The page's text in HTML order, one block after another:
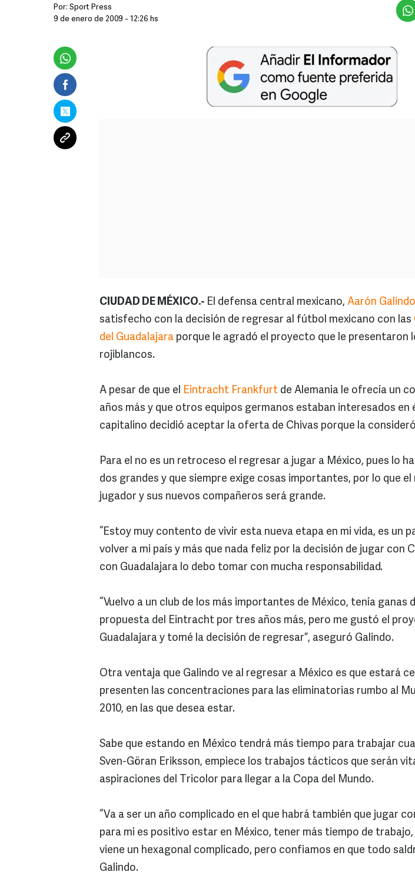
Por: Sport Press
9 de enero de 2009 - 12:26 hs
CIUDAD DE MÉXICO.- El defensa central mexicano, Aarón Galindo
satisfecho con la decisión de regresar al fútbol mexicano con las
del Guadalajara porque le agradó el proyecto que le presentaron
rojiblancos.
A pesar de que el Eintracht Frankfurt de Alemania le ofrecía un
años más y que otros equipos germanos estaban interesados en
capitalino decidió aceptar la oferta de Chivas porque la
Para el no es un retroceso el regresar a jugar a México, pues lo
dos grandes y que siempre exige cosas importantes, por lo que
jugador y sus nuevos compañeros será grande.
“Estoy muy contento de vivir esta nueva etapa en mi vida, es un
volver a mi país y más que nada feliz por la decisión de jugar con
con Guadalajara lo debo tomar con mucha responsabilidad.
“Vuelvo a un club de los más importantes de México, tenía ganas
propuesta del Eintracht por tres años más, pero me gustó el
Guadalajara y tomé la decisión de regresar”, aseguró Galindo.
Otra ventaja que Galindo ve al regresar a México es que estará
presenten las concentraciones para las eliminatorias rumbo al
2010, en las que desea estar.
Sabe que estando en México tendrá más tiempo para trabajar
Sven-Göran Eriksson, empiece los trabajos tácticos que serán
aspiraciones del Tricolor para llegar a la Copa del Mundo.
“Va a ser un año complicado en el que habrá también que jugar
para mi es positivo estar en México, tener más tiempo de trabajo,
viene un hexagonal complicado, pero confiamos en que todo
Galindo.